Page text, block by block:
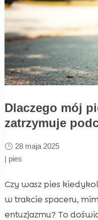
Dlaczego mój
zatrzymuje
28 maja 2025
| pies
Czy wasz pies
w trakcie spaceru,
entuzjazmu? To